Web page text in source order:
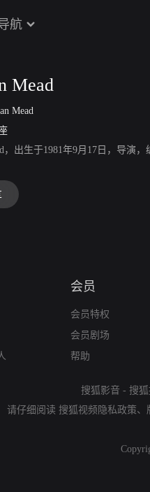
航
Mead
Mead
，出生于1981年9月17日，导演
会员
会员特权
会员剧场
帮助
搜狐影音 - 搜
请仔细阅读 搜狐视频隐私政策、